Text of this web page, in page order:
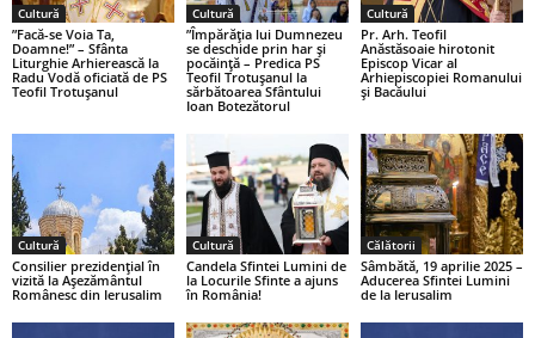
Cultură
”Facă-se Voia Ta,
Doamne!” – Sfânta
Liturghie Arhierească la
Radu Vodă oficiată de PS
Teofil Trotușanul
Cultură
”Împărăția lui Dumnezeu
se deschide prin har și
pocăință – Predica PS
Teofil Trotușanul la
sărbătoarea Sfântului
Ioan Botezătorul
Cultură
Pr. Arh. Teofil
Anăstăsoaie hirotonit
Episcop Vicar al
Arhiepiscopiei Romanului
și Bacăului
Cultură
Consilier prezidențial în
vizită la Așezământul
Românesc din Ierusalim
Cultură
Candela Sfintei Lumini de
la Locurile Sfinte a ajuns
în România!
Călătorii
Sâmbătă, 19 aprilie 2025 –
Aducerea Sfintei Lumini
de la Ierusalim